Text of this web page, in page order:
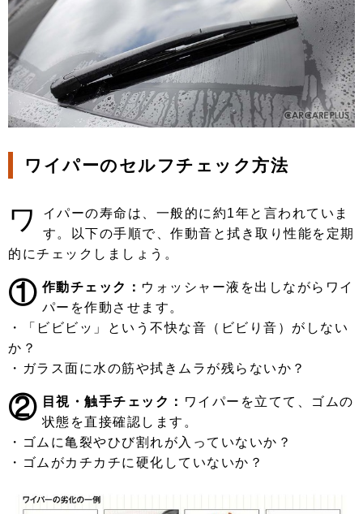
ワイパーのセルフチェック方法
ワ
イパーの寿命は、一般的に約1年と言われていま
す。以下の手順で、作動音と拭き取り性能を定期
的にチェックしましょう。
① 作動チェック： ウォッシャー液を出しながらワイ
パーを作動させます。
・「ビビビッ」という不快な音（ビビり音）がしない
か？
・ガラス面に水の筋や拭きムラが残らないか？
② 目視・触手チェック： ワイパーを立てて、ゴムの
状態を直接確認します。
・ゴムに亀裂やひび割れが入っていないか？
・ゴムがカチカチに硬化していないか？